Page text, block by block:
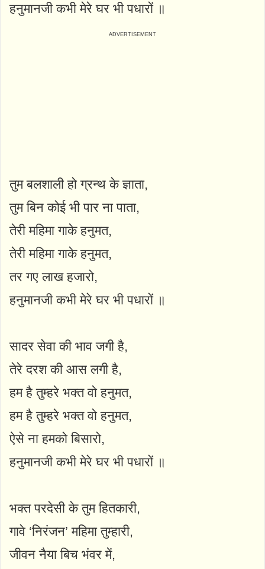
हनुमानजी कभी मेरे घर भी पधारों ॥
तुम बलशाली हो ग्रन्थ के ज्ञाता,
तुम बिन कोई भी पार ना पाता,
तेरी महिमा गाके हनुमत,
तेरी महिमा गाके हनुमत,
तर गए लाख हजारो,
हनुमानजी कभी मेरे घर भी पधारों ॥
सादर सेवा की भाव जगी है,
तेरे दरश की आस लगी है,
हम है तुम्हरे भक्त वो हनुमत,
हम है तुम्हरे भक्त वो हनुमत,
ऐसे ना हमको बिसारो,
हनुमानजी कभी मेरे घर भी पधारों ॥
भक्त परदेसी के तुम हितकारी,
गावे ‘निरंजन’ महिमा तुम्हारी,
जीवन नैया बिच भंवर में,